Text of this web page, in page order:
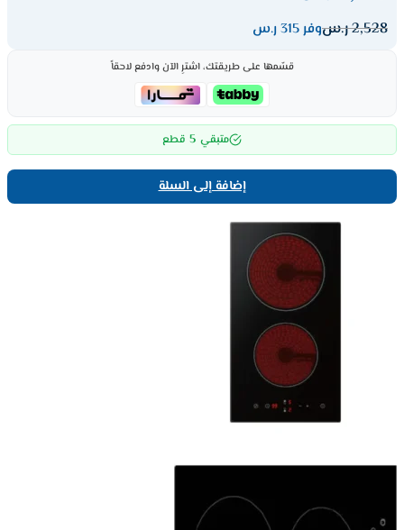
2,528ر.سوفر 315 ر.س
قسّمها على طريقتك، اشترِ الآن وادفع لاحقاً
متبقي 5 قطع
إضافة إلى السلة